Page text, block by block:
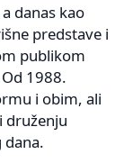
danas kao
predstave i
publikom
1988.
i obim, ali
druženju
dana.